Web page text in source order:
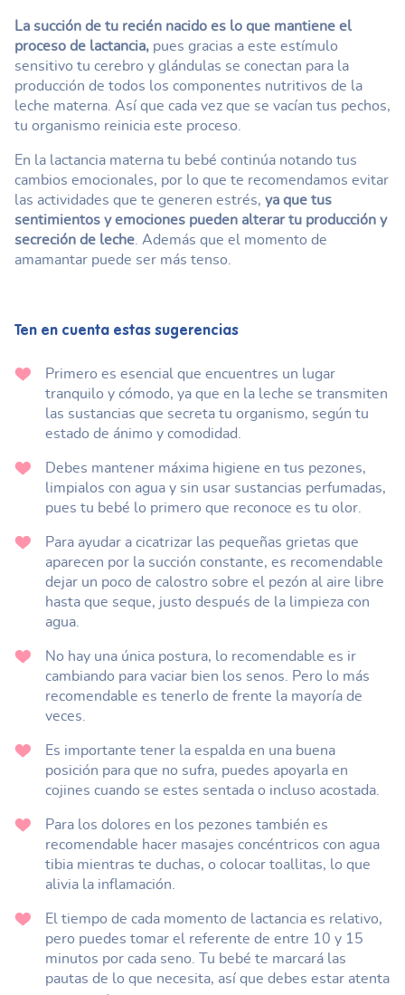
La succión de tu recién nacido es lo que mantiene el
proceso de lactancia, pues gracias a este estímulo
sensitivo tu cerebro y glándulas se conectan para la
producción de todos los componentes nutritivos de la
leche materna. Así que cada vez que se vacían tus pechos,
tu organismo reinicia este proceso.
En la lactancia materna tu bebé continúa notando tus
cambios emocionales, por lo que te recomendamos evitar
las actividades que te generen estrés, ya que tus
sentimientos y emociones pueden alterar tu producción y
secreción de leche . Además que el momento de
amamantar puede ser más tenso.
Ten en cuenta estas sugerencias
Primero es esencial que encuentres un lugar
tranquilo y cómodo, ya que en la leche se transmiten
las sustancias que secreta tu organismo, según tu
estado de ánimo y comodidad.
Debes mantener máxima higiene en tus pezones,
limpialos con agua y sin usar sustancias perfumadas,
pues tu bebé lo primero que reconoce es tu olor.
Para ayudar a cicatrizar las pequeñas grietas que
aparecen por la succión constante, es recomendable
dejar un poco de calostro sobre el pezón al aire libre
hasta que seque, justo después de la limpieza con
agua.
No hay una única postura, lo recomendable es ir
cambiando para vaciar bien los senos. Pero lo más
recomendable es tenerlo de frente la mayoría de
veces.
Es importante tener la espalda en una buena
posición para que no sufra, puedes apoyarla en
cojines cuando se estes sentada o incluso acostada.
Para los dolores en los pezones también es
recomendable hacer masajes concéntricos con agua
tibia mientras te duchas, o colocar toallitas, lo que
alivia la inflamación.
El tiempo de cada momento de lactancia es relativo,
pero puedes tomar el referente de entre 10 y 15
minutos por cada seno. Tu bebé te marcará las
pautas de lo que necesita, así que debes estar atenta